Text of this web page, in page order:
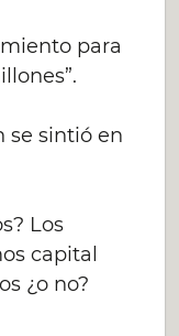
para
se sintió en
Los
capital
¿o no?